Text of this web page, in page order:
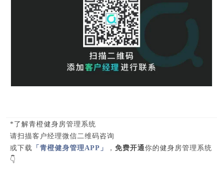
*了解青橙健身房管理系统
请扫描客户经理微信二维码咨询
或下载
「青橙健身管理APP」 ， 免费开通你的健身房管理系统
👇